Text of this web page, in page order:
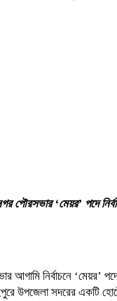
পৌরসভার ‘মেয়র’ পদে
আগামি নির্বাচনে ‘মেয়র’
উপজেলা সদরের একটি